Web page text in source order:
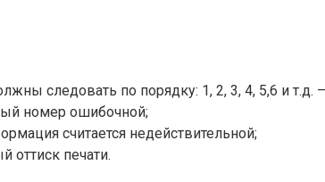
следовать по порядку: 1, 2, 3, 4, 5,6 и т.д.
номер ошибочной;
считается недействительной;
оттиск печати.